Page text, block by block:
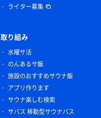
ライター募集
取り組み
水曜サ活
のんあるサ飯
施設のおすすめサウナ飯
アプリ作ります
サウナ楽しむ検索
サバス 移動型サウナバス